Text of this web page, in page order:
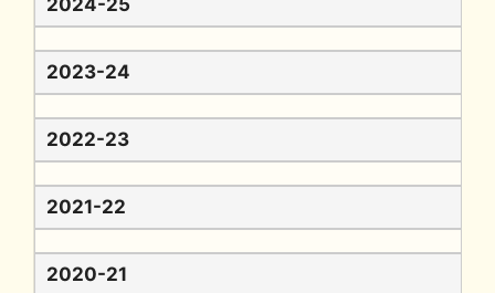
2024-25
2023-24
2022-23
2021-22
2020-21